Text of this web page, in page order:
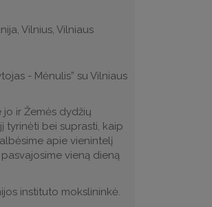
Vilnius, Vilniaus
- Mėnulis” su Vilniaus
ir Žemės dydžių
tyrinėti bei suprasti, kaip
apie vienintelį
vieną dieną
instituto mokslininkė.